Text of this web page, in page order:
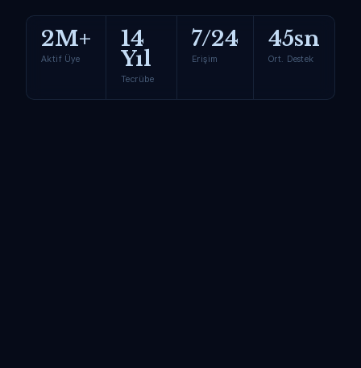
2M+
Aktif Üye
14
Yıl
Tecrübe
7/24
Erişim
45sn
Ort. Destek